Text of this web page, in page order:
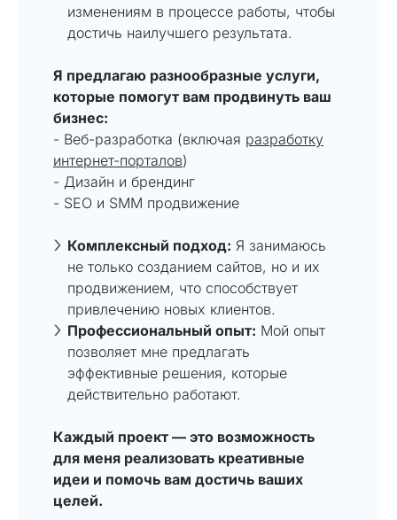
изменениям в процессе работы, чтобы
достичь наилучшего результата.
Я предлагаю разнообразные услуги,
которые помогут вам продвинуть ваш
бизнес:
- Веб-разработка (включая разработку
интернет-порталов)
- Дизайн и брендинг
- SEO и SMM продвижение
Комплексный подход: Я занимаюсь
не только созданием сайтов, но и их
продвижением, что способствует
привлечению новых клиентов.
Профессиональный опыт: Мой опыт
позволяет мне предлагать
эффективные решения, которые
действительно работают.
Каждый проект — это возможность
для меня реализовать креативные
идеи и помочь вам достичь ваших
целей.